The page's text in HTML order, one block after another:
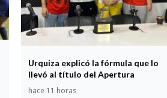
Urquiza explicó la fórmula que lo
llevó al título del Apertura
hace 11 horas